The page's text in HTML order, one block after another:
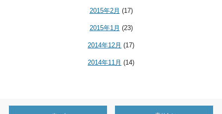
2015年2月 (17)
2015年1月 (23)
2014年12月 (17)
2014年11月 (14)